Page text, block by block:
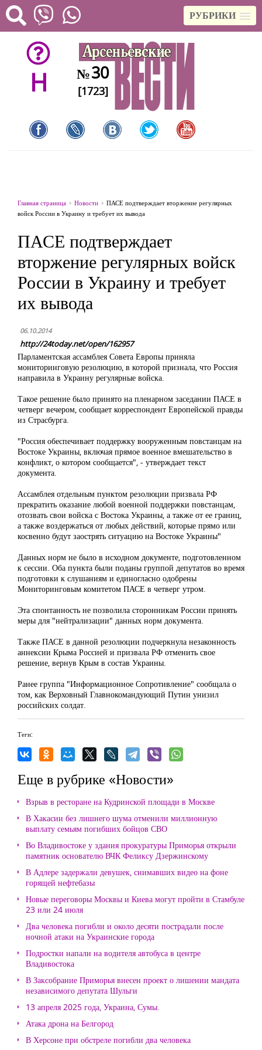
РУБРИКИ
H №30
[1723]
Главная страница Новости
ПАСЕ подтверждает вторжение регулярных
войск России в Украину и требует их вывода
ПАСЕ подтверждает
вторжение регулярных войск
России в Украину и требует
их вывода
06.10.2014
http://24today.net/open/162957
Парламентская ассамблея Совета Европы приняла
мониторинговую резолюцию, в которой признала, что Россия
направила в Украину регулярные войска.
Такое решение было принято на пленарном заседании ПАСЕ в
четверг вечером, сообщает корреспондент Европейской правды
из Страсбурга.
"Россия обеспечивает поддержку вооруженным повстанцам на
Востоке Украины, включая прямое военное вмешательство в
конфликт, о котором сообщается", - утверждает текст
документа.
Ассамблея отдельным пунктом резолюции призвала РФ
прекратить оказание любой военной поддержки повстанцам,
отозвать свои войска с Востока Украины, а также от ее границ,
а также воздержаться от любых действий, которые прямо или
косвенно будут заострять ситуацию на Востоке Украины"
Данных норм не было в исходном документе, подготовленном
к сессии. Оба пункта были поданы группой депутатов во время
подготовки к слушаниям и единогласно одобрены
Мониторинговым комитетом ПАСЕ в четверг утром.
Эта спонтанность не позволила сторонникам России принять
меры для "нейтрализации" данных норм документа.
Также ПАСЕ в данной резолюции подчеркнула незаконность
аннексии Крыма Россией и призвала РФ отменить свое
решение, вернув Крым в состав Украины.
Ранее группа "Информационное Сопротивление" сообщала о
том, как Верховный Главнокомандующий Путин унизил
российских солдат.
Теги:
Еще в рубрике «Новости»
Взрыв в ресторане на Кудринской площади в Москве
В Хакасии без лишнего шума отменили миллионную
выплату семьям погибших бойцов СВО
Во Владивостоке у здания прокуратуры Приморья открыли
памятник основателю ВЧК Феликсу Дзержинскому
В Адлере задержали девушек, снимавших видео на фоне
горящей нефтебазы
Новые переговоры Москвы и Киева могут пройти в Стамбуле
23 или 24 июля
Два человека погибли и около десяти пострадали после
ночной атаки на Украинские города
Подростки напали на водителя автобуса в центре
Владивостока
В Заксобрание Приморья внесен проект о лишении мандата
независимого депутата Шульги
13 апреля 2025 года, Украина, Сумы.
Атака дрона на Белгород
В Херсоне при обстреле погибли два человека